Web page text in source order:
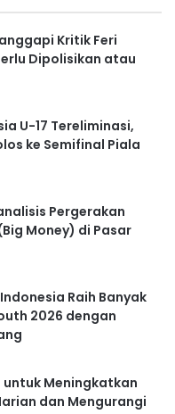
Kritik Feri
Dipolisikan atau
U-17 Tereliminasi,
ke Semifinal Piala
Pergerakan
Money) di Pasar
Raih Banyak
2026 dengan
Meningkatkan
dan Mengurangi